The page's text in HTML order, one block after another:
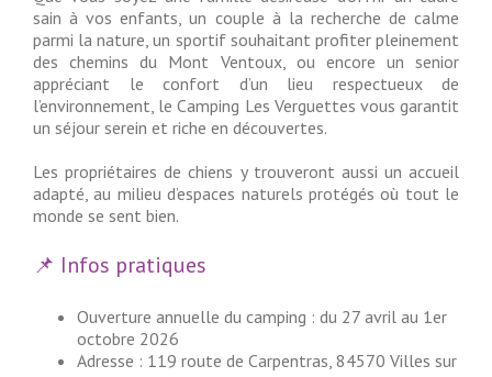
sain à vos enfants, un couple à la recherche de calme
parmi la nature, un sportif souhaitant profiter pleinement
des chemins du Mont Ventoux, ou encore un senior
appréciant le confort d’un lieu respectueux de
l’environnement, le Camping Les Verguettes vous garantit
un séjour serein et riche en découvertes.
Les propriétaires de chiens y trouveront aussi un accueil
adapté, au milieu d’espaces naturels protégés où tout le
monde se sent bien.
📌 Infos pratiques
Ouverture annuelle du camping : du 27 avril au 1er
octobre 2026
Adresse : 119 route de Carpentras, 84570 Villes sur